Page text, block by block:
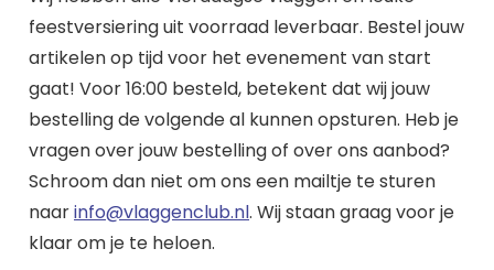
feestversiering uit voorraad leverbaar. Bestel jouw
artikelen op tijd voor het evenement van start
gaat! Voor 16:00 besteld, betekent dat wij jouw
bestelling de volgende al kunnen opsturen. Heb je
vragen over jouw bestelling of over ons aanbod?
Schroom dan niet om ons een mailtje te sturen
naarinfo@vlaggenclub.nl. Wij staan graag voor je
klaar om je te heloen.